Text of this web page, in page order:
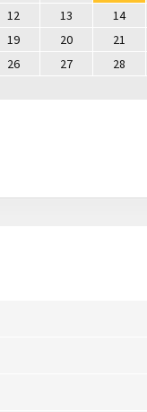
12 13 14
19 20 21
26 27 28